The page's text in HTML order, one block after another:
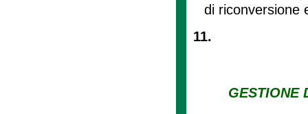
di riconversione
11.
GESTIONE